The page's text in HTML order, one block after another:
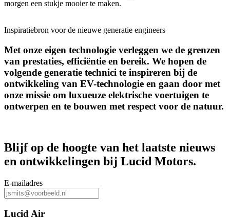
morgen een stukje mooier te maken.
Inspiratiebron voor de nieuwe generatie engineers
Met onze eigen technologie verleggen we de grenzen
van prestaties, efficiëntie en bereik. We hopen de
volgende generatie technici te inspireren bij de
ontwikkeling van EV-technologie en gaan door met
onze missie om luxueuze elektrische voertuigen te
ontwerpen en te bouwen met respect voor de natuur.
Blijf op de hoogte van het laatste nieuws
en ontwikkelingen bij Lucid Motors.
E-mailadres
Lucid Air